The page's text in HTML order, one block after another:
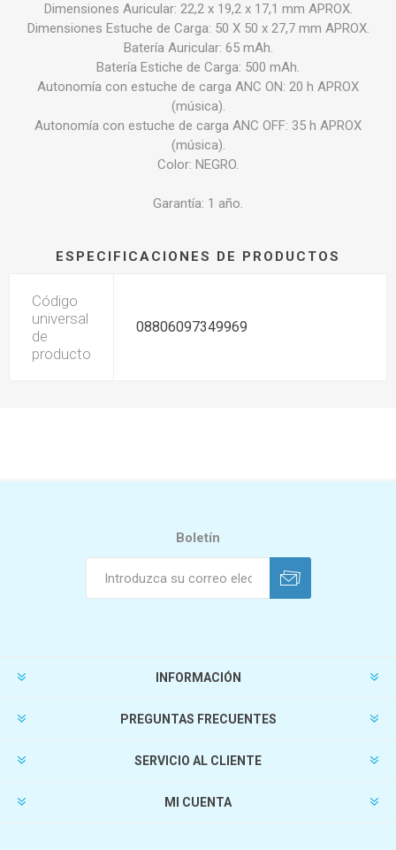
Dimensiones Auricular: 22,2 x 19,2 x 17,1 mm APROX.
Dimensiones Estuche de Carga: 50 X 50 x 27,7 mm APROX.
Batería Auricular: 65 mAh.
Batería Estiche de Carga: 500 mAh.
Autonomía con estuche de carga ANC ON: 20 h APROX
(música).
Autonomía con estuche de carga ANC OFF: 35 h APROX
(música).
Color: NEGRO.
Garantía: 1 año.
ESPECIFICACIONES DE PRODUCTOS
Código
universal
de
producto
08806097349969
Boletín
INFORMACIÓN
PREGUNTAS FRECUENTES
SERVICIO AL CLIENTE
MI CUENTA